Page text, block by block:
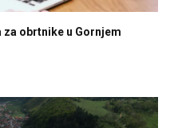
obrtnike u Gornjem